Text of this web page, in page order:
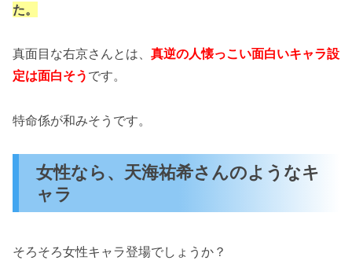
た。
真面目な右京さんとは、 真逆の人懐っこい面白いキャラ設
定は面白そう です。
特命係が和みそうです。
女性なら、天海祐希さんのようなキ
ャラ
そろそろ女性キャラ登場でしょうか？